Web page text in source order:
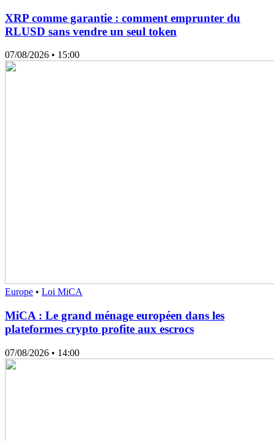
XRP comme garantie : comment emprunter du
RLUSD sans vendre un seul token
07/08/2026 • 15:00
Europe • Loi MiCA
MiCA : Le grand ménage européen dans les
plateformes crypto profite aux escrocs
07/08/2026 • 14:00